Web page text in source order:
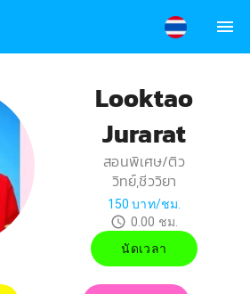
Looktao
Jurarat
สอนพิเศษ/ติว
วิทย์,ชีววิยา
150 บาท/ชม.
0.00 ชม.
นัดเวลา